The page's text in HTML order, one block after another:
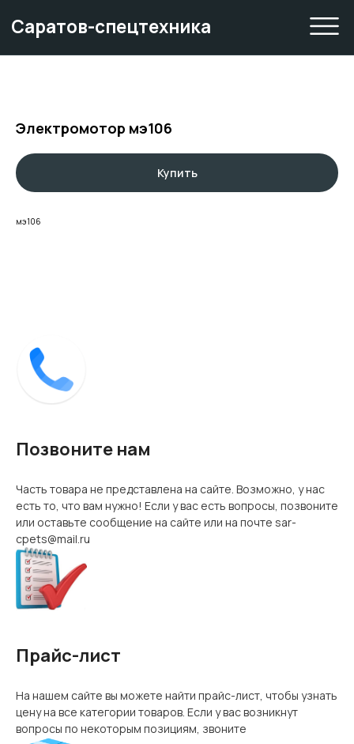
Саратов-спецтехника
Электромотор мэ106
Купить
мэ106
Позвоните нам
Часть товара не представлена на сайте. Возможно, у нас
есть то, что вам нужно! Если у вас есть вопросы, позвоните
или оставьте сообщение на сайте или на почте sar-
cpets@mail.ru
Прайс-лист
На нашем сайте вы можете найти прайс-лист, чтобы узнать
цену на все категории товаров. Если у вас возникнут
вопросы по некоторым позициям, звоните